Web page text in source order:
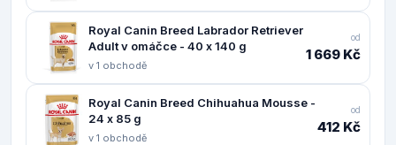
Royal Canin Breed Labrador Retriever
Adult v omáčce - 40 x 140 g
v 1 obchodě
od
1 669 Kč
Royal Canin Breed Chihuahua Mousse -
24 x 85 g
v 1 obchodě
od
412 Kč